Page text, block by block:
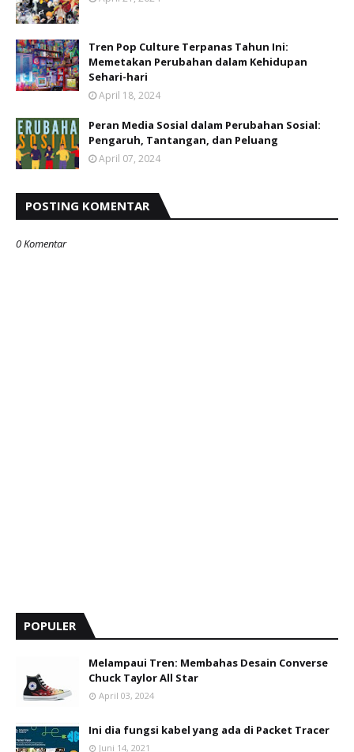
Tren Pop Culture Terpanas Tahun Ini:
Memetakan Perubahan dalam Kehidupan
Sehari-hari
April 18, 2024
Peran Media Sosial dalam Perubahan Sosial:
Pengaruh, Tantangan, dan Peluang
April 07, 2024
POSTING KOMENTAR
0 Komentar
POPULER
Melampaui Tren: Membahas Desain Converse
Chuck Taylor All Star
April 03, 2024
Ini dia fungsi kabel yang ada di Packet Tracer
Juni 14, 2021